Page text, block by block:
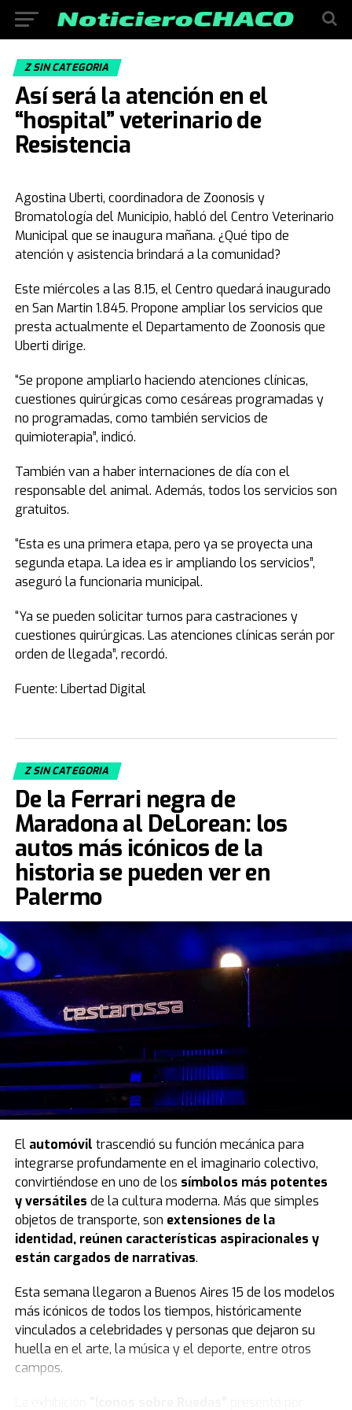
Z SIN CATEGORIA
Así será la atención en el
“hospital” veterinario de
Resistencia
Agostina Uberti, coordinadora de Zoonosis y
Bromatología del Municipio, habló del Centro Veterinario
Municipal que se inaugura mañana. ¿Qué tipo de
atención y asistencia brindará a la comunidad?
Este miércoles a las 8.15, el Centro quedará inaugurado
en San Martin 1.845. Propone ampliar los servicios que
presta actualmente el Departamento de Zoonosis que
Uberti dirige.
“Se propone ampliarlo haciendo atenciones clínicas,
cuestiones quirúrgicas como cesáreas programadas y
no programadas, como también servicios de
quimioterapia”, indicó.
También van a haber internaciones de día con el
responsable del animal. Además, todos los servicios son
gratuitos.
“Esta es una primera etapa, pero ya se proyecta una
segunda etapa. La idea es ir ampliando los servicios”,
aseguró la funcionaria municipal.
“Ya se pueden solicitar turnos para castraciones y
cuestiones quirúrgicas. Las atenciones clínicas serán por
orden de llegada”, recordó.
Fuente: Libertad Digital
Z SIN CATEGORIA
De la Ferrari negra de
Maradona al DeLorean: los
autos más icónicos de la
historia se pueden ver en
Palermo
El automóvil trascendió su función mecánica para
integrarse profundamente en el imaginario colectivo,
convirtiéndose en uno de los símbolos más potentes
y versátiles de la cultura moderna. Más que simples
objetos de transporte, son extensiones de la
identidad, reúnen características aspiracionales y
están cargados de narrativas.
Esta semana llegaron a Buenos Aires 15 de los modelos
más icónicos de todos los tiempos, históricamente
vinculados a celebridades y personas que dejaron su
huella en el arte, la música y el deporte, entre otros
campos.